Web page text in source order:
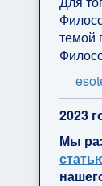
темой
2023
Мы